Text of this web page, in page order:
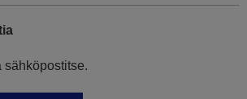
sähköpostitse.